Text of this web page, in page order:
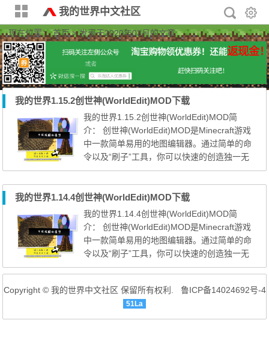
我的世界中文社区
现在位置：首页> 发表于2020年03月的文章
我的世界1.15.2创世神(WorldEdit)MOD下载
我的世界1.15.2创世神(WorldEdit)MOD简
介： 创世神(WorldEdit)MOD是Minecraft游戏
中一款简单易用的地图编辑器。通过简单的命
令以及“刷子”工具，你可以快速的创造独一无
二的世界，或者快速复制大量相同的建筑！
创世神WorldEdit插件适用于单机游戏或者服
务器联机进行游戏，如果你将创世神WorldEdi
t插件用于服务器中，它不会延长你游戏的加
载时间，只会在你需要使用它的时候随时调
用，十分方便，同时创世神Wo...
我的世界1.14.4创世神(WorldEdit)MOD下载
我的世界1.14.4创世神(WorldEdit)MOD简
介： 创世神(WorldEdit)MOD是Minecraft游戏
中一款简单易用的地图编辑器。通过简单的命
令以及“刷子”工具，你可以快速的创造独一无
二的世界，或者快速复制大量相同的建筑！
务器联机进行游戏，如果你将创世神WorldEdi
t插件用于服务器中，它不会延长你游戏的加
载时间，只会在你需要使用它的时候随时调
Copyright © 我的世界中文社区 保留所有权利. 鲁ICP备14024692号-4
51La